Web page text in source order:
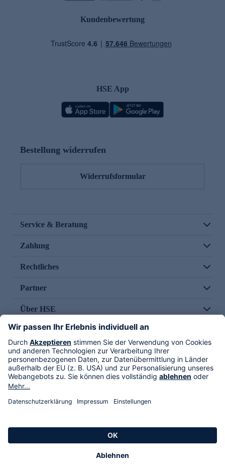
Kundenbewertung
HSE App
Bestellung widerrufen
Widerrufsformular
Service & Beratung
Zahlung
Rechtliches
Partner
Über HSE
Im TV
HSE International